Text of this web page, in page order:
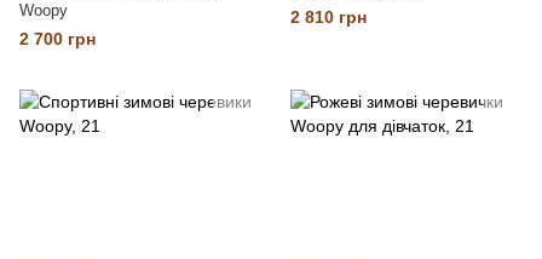
Woopy
2 700 грн
2 810 грн